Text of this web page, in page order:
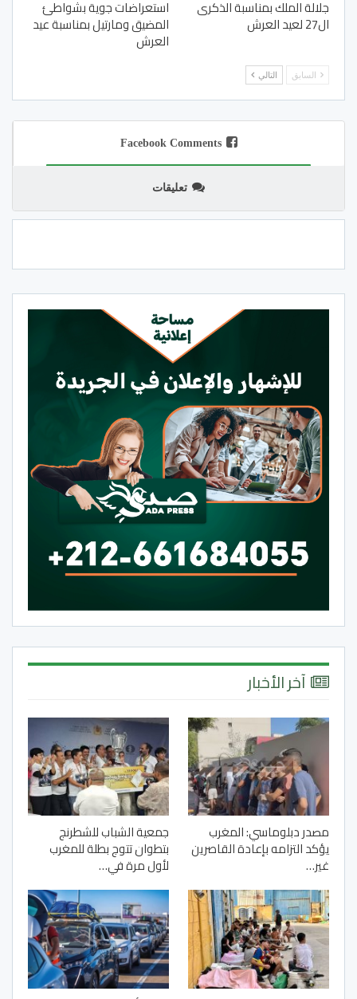
جلالة الملك بمناسبة الذكرى
ال27 لعيد العرش
استعراضات جوية بشواطئ
المضيق ومارتيل بمناسبة عيد
العرش
السابق التالي
Facebook Comments
تعليقات
آخر الأخبار
مصدر دبلوماسي: المغرب
يؤكد التزامه بإعادة القاصرين
غير…
جمعية الشباب للشطرنج
بتطوان تتوج بطلة للمغرب
لأول مرة في…